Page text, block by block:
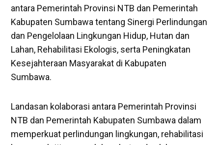
antara Pemerintah Provinsi NTB dan Pemerintah
Kabupaten Sumbawa tentang Sinergi Perlindungan
dan Pengelolaan Lingkungan Hidup, Hutan dan
Lahan, Rehabilitasi Ekologis, serta Peningkatan
Kesejahteraan Masyarakat di Kabupaten
Sumbawa.
Landasan kolaborasi antara Pemerintah Provinsi
NTB dan Pemerintah Kabupaten Sumbawa dalam
memperkuat perlindungan lingkungan, rehabilitasi